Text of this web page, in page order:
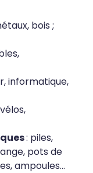
bois ;
informatique,
: piles,
pots de
ampoules...